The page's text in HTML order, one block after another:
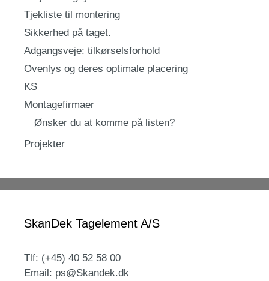
Tjekliste til montering
Sikkerhed på taget.
Adgangsveje: tilkørselsforhold
Ovenlys og deres optimale placering
KS
Montagefirmaer
Ønsker du at komme på listen?
Projekter
SkanDek Tagelement A/S
Tlf: (+45) 40 52 58 00
Email: ps@Skandek.dk